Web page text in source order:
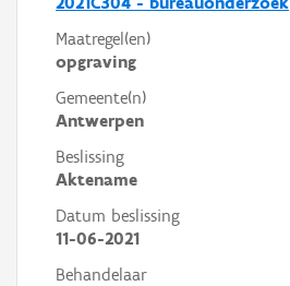
Maatregel(en)
opgraving
Gemeente(n)
Antwerpen
Beslissing
Aktename
Datum beslissing
11-06-2021
Behandelaar